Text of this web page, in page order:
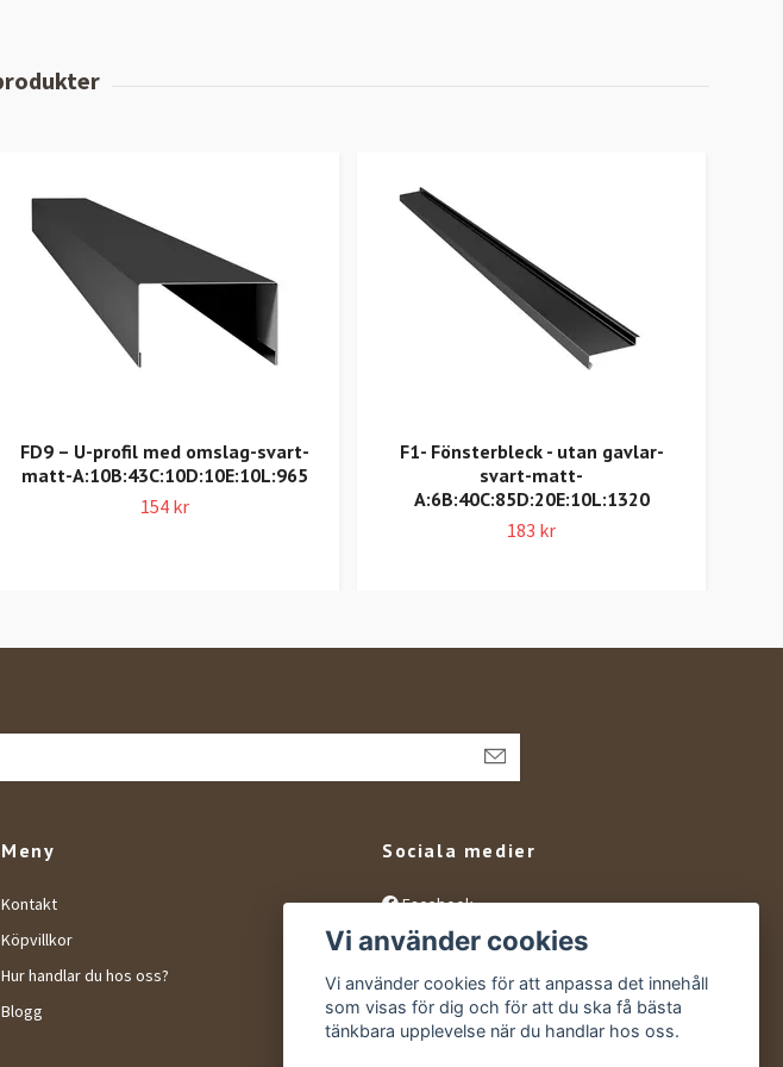
FD9 – U-profil med omslag-svart-
matt-A:10B:43C:10D:10E:10L:965
154 kr
F1- Fönsterbleck - utan gavlar-
svart-matt-
A:6B:40C:85D:20E:10L:1320
183 kr
Meny
Kontakt
Köpvillkor
Hur handlar du hos oss?
Blogg
Sociala medier
Facebook
Instagram
YouTube
Vi använder cookies
Vi använder cookies för att anpassa det innehåll
som visas för dig och för att du ska få bästa
tänkbara upplevelse när du handlar hos oss.